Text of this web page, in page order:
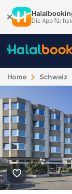
Die App für
Home Schweiz